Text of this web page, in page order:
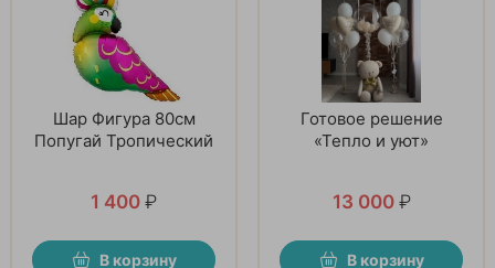
Шар Фигура 80см
Попугай Тропический
1 400 ₽
В корзину
Готовое решение
«Тепло и уют»
13 000 ₽
В корзину